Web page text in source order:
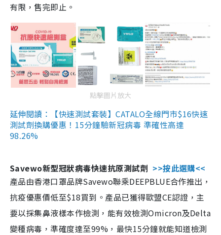
有限，售完即止。
點擊圖片放大
延伸閱讀：【快速測試套裝】CATALO全線門市$16快速
測試劑換購優惠！15分鐘驗新冠病毒 準確性高達
98.26%
Savewo新型冠狀病毒快速抗原測試劑 >>按此選購<<
產品由香港口罩品牌Savewo聯乘DEEPBLUE合作推出，
抗疫優惠價低至$18買到。產品已獲得歐盟CE認證，主
要以採集鼻液樣本作檢測，能有效檢測Omicron及Delta
變種病毒，準確度達至99%，最快15分鐘就能知道檢測